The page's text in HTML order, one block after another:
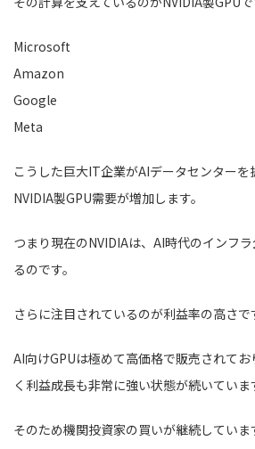
Microsoft
Amazon
Google
Meta
こうした巨大IT企業がAIデータセンターを
NVIDIA製GPU需要が増加します。
つまり現在のNVIDIAは、AI時代のインフ
るのです。
さらに注目されているのが利益率の高さで
AI向けGPUは極めて高価格で販売されて
く利益成長も非常に強い状態が続いていま
そのため機関投資家の買いが継続していま